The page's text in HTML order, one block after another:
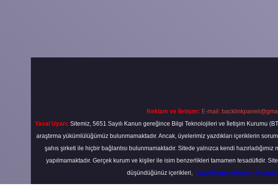
Reklam ve İletişim: E-mail:
Yasal Uyarı: Sitemiz, 5651 Sayılı Kanun gereğince Bilgi Teknolojileri ve İletişim Kurumu
araştırma yükümlülüğümüz bulunmamaktadır. Ancak, üyelerimiz yazdıkları içeriklerin
şahıs şirketi ile hiçbir bağlantısı bulunmamaktadır. Sitede yalnızca kendi
yapılmamaktadır. Gerçek kurum ve kişiler ile isim benzerlikleri tamamen tesadüfidir.
düşündüğünüz içerikleri,